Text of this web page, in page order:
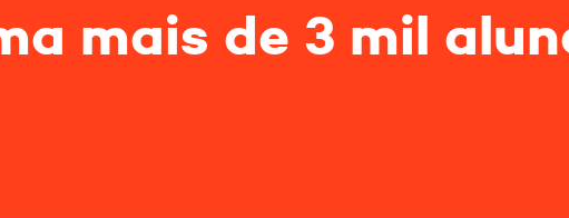
mais de 3 mil